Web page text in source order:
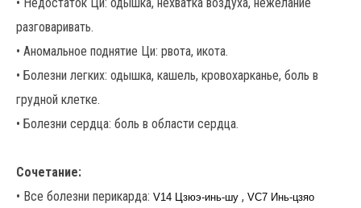
разговаривать.
• Аномальное поднятие Ци: рвота, икота.
• Болезни легких: одышка, кашель, кровохарканье, боль в
грудной клетке.
• Болезни сердца: боль в области сердца.
Сочетание:
• Все болезни перикарда: V14 Цзюэ-инь-шу , VC7 Инь-цзяо